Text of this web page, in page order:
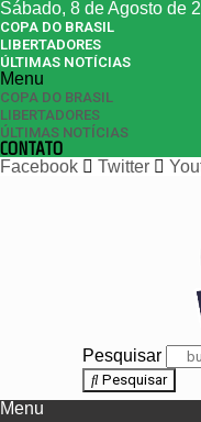
Sábado, 8 de Agosto de
COPA DO BRASIL
LIBERTADORES
ÚLTIMAS NOTÍCIAS
Menu
COPA DO BRASIL
LIBERTADORES
ÚLTIMAS NOTÍCIAS
CONTATO
Facebook
Twitter
Pesquisar
Pesquisar
Menu